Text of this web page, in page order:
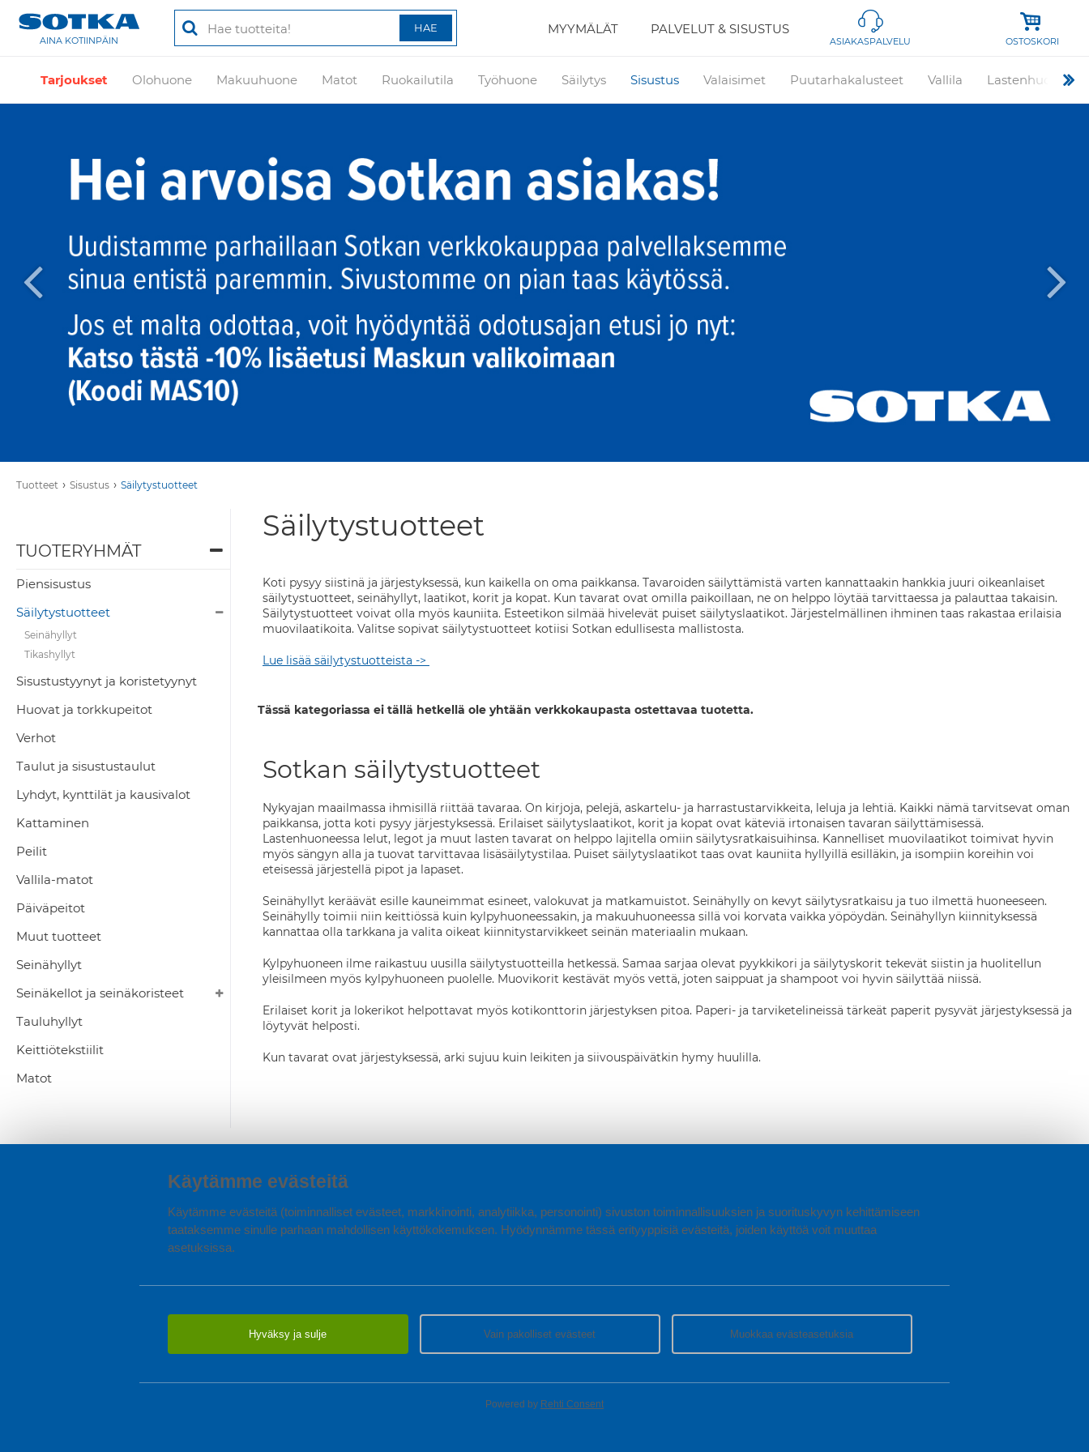
Käytämme evästeitä
Käytämme evästeitä (toiminnalliset evästeet, markkinointi, analytiikka, personointi) sivuston toiminnallisuuksien ja suorituskyvyn kehittämiseen
taataksemme sinulle parhaan mahdollisen käyttökokemuksen. Hyödynnämme tässä erityyppisiä evästeitä, joiden käyttöä voit muuttaa
asetuksissa.
Hyväksy ja sulje Vain pakolliset evästeet Muokkaa evästeasetuksia
Powered by Rehti Consent
AINA KOTIINPÄIN ASIAKASPALVELU OSTOSKORI
Tarjoukset Olohuone Makuuhuone Matot Ruokailutila Työhuone Säilytys Sisustus Valaisimet Puutarhakalusteet Vallila Lastenhuone
MYYMÄLÄT PALVELUT & SISUSTUS
Tuotteet › Sisustus › Säilytystuotteet
TUOTERYHMÄT
Piensisustus
Säilytystuotteet
Seinähyllyt
Tikashyllyt
Sisustustyynyt ja koristetyynyt
Huovat ja torkkupeitot
Verhot
Taulut ja sisustustaulut
Lyhdyt, kynttilät ja kausivalot
Kattaminen
Peilit
Vallila-matot
Päiväpeitot
Muut tuotteet
Seinähyllyt
Seinäkellot ja seinäkoristeet
Tauluhyllyt
Keittiötekstiilit
Matot
Säilytystuotteet
Koti pysyy siistinä ja järjestyksessä, kun kaikella on oma paikkansa. Tavaroiden säilyttämistä varten kannattaakin hankkia juuri oikeanlaiset
säilytystuotteet, seinähyllyt, laatikot, korit ja kopat. Kun tavarat ovat omilla paikoillaan, ne on helppo löytää tarvittaessa ja palauttaa takaisin.
Säilytystuotteet voivat olla myös kauniita. Esteetikon silmää hivelevät puiset säilytyslaatikot. Järjestelmällinen ihminen taas rakastaa erilaisia
muovilaatikoita. Valitse sopivat säilytystuotteet kotiisi Sotkan edullisesta mallistosta.
Lue lisää säilytystuotteista ->
Tässä kategoriassa ei tällä hetkellä ole yhtään verkkokaupasta ostettavaa tuotetta.
Sotkan säilytystuotteet
Nykyajan maailmassa ihmisillä riittää tavaraa. On kirjoja, pelejä, askartelu- ja harrastustarvikkeita, leluja ja lehtiä. Kaikki nämä tarvitsevat oman
paikkansa, jotta koti pysyy järjestyksessä. Erilaiset säilytyslaatikot, korit ja kopat ovat käteviä irtonaisen tavaran säilyttämisessä.
Lastenhuoneessa lelut, legot ja muut lasten tavarat on helppo lajitella omiin säilytysratkaisuihinsa. Kannelliset muovilaatikot toimivat hyvin
myös sängyn alla ja tuovat tarvittavaa lisäsäilytystilaa. Puiset säilytyslaatikot taas ovat kauniita hyllyillä esilläkin, ja isompiin koreihin voi
eteisessä järjestellä pipot ja lapaset.
Seinähyllyt keräävät esille kauneimmat esineet, valokuvat ja matkamuistot. Seinähylly on kevyt säilytysratkaisu ja tuo ilmettä huoneeseen.
Seinähylly toimii niin keittiössä kuin kylpyhuoneessakin, ja makuuhuoneessa sillä voi korvata vaikka yöpöydän. Seinähyllyn kiinnityksessä
kannattaa olla tarkkana ja valita oikeat kiinnitystarvikkeet seinän materiaalin mukaan.
Kylpyhuoneen ilme raikastuu uusilla säilytystuotteilla hetkessä. Samaa sarjaa olevat pyykkikori ja säilytyskorit tekevät siistin ja huolitellun
yleisilmeen myös kylpyhuoneen puolelle. Muovikorit kestävät myös vettä, joten saippuat ja shampoot voi hyvin säilyttää niissä.
Erilaiset korit ja lokerikot helpottavat myös kotikonttorin järjestyksen pitoa. Paperi- ja tarviketelineissä tärkeät paperit pysyvät järjestyksessä ja
löytyvät helposti.
Kun tavarat ovat järjestyksessä, arki sujuu kuin leikiten ja siivouspäivätkin hymy huulilla.